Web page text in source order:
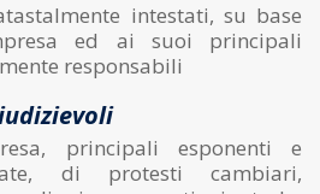
intestati, su base
ed ai suoi principali
responsabili
principali esponenti e
di protesti cambiari,